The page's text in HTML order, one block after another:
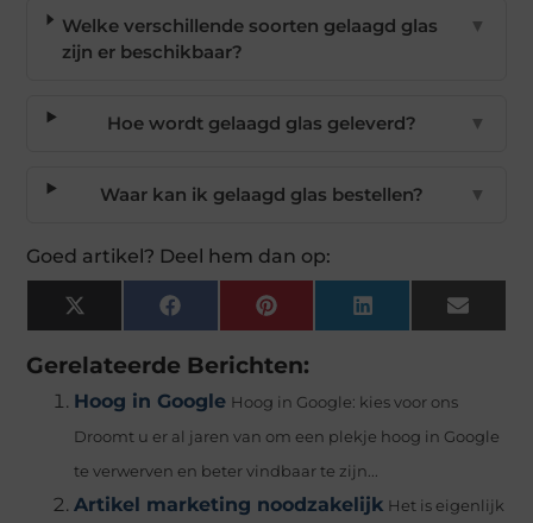
Welke verschillende soorten gelaagd glas
zijn er beschikbaar?
▼
Hoe wordt gelaagd glas geleverd? ▼
Waar kan ik gelaagd glas bestellen? ▼
Goed artikel? Deel hem dan op:
X
(Twitter)
FacebookPinterest LinkedIn Email
Gerelateerde Berichten:
Hoog in Google Hoog in Google: kies voor ons
Droomt u er al jaren van om een plekje hoog in Google
te verwerven en beter vindbaar te zijn...
Artikel marketing noodzakelijk Het is eigenlijk